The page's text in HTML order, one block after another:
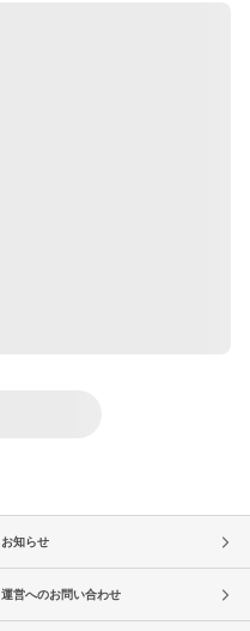
お知らせ
運営へのお問い合わせ